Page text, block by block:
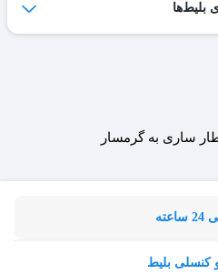
بلیط‌ها
ساری به گرمسار
کنسلی بلیط